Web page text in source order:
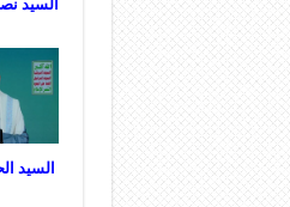
السيد
السيد